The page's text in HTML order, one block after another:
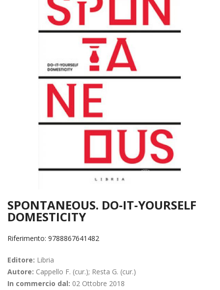
SPONTANEOUS. DO-IT-YOURSELF
DOMESTICITY
Riferimento: 9788867641482
Editore: Libria
Autore: Cappello F. (cur.); Resta G. (cur.)
In commercio dal: 02 Ottobre 2018